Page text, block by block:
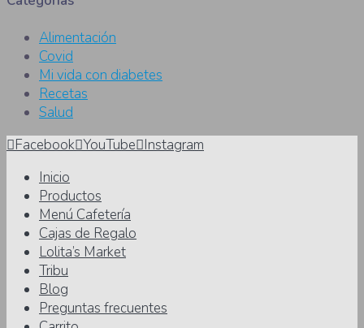
Alimentación
Covid
Mi vida con diabetes
Recetas
Salud
Facebook YouTube Instagram
Inicio
Productos
Menú Cafetería
Cajas de Regalo
Lolita’s Market
Tribu
Blog
Preguntas frecuentes